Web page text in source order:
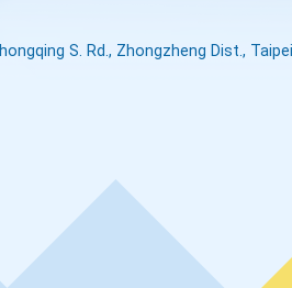
S. Rd., Zhongzheng Dist.,